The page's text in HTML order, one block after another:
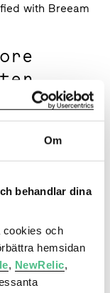
Om
behandlar dina
cookies och
hemsidan
, NewRelic,
with Breeam
City i
an attractive,